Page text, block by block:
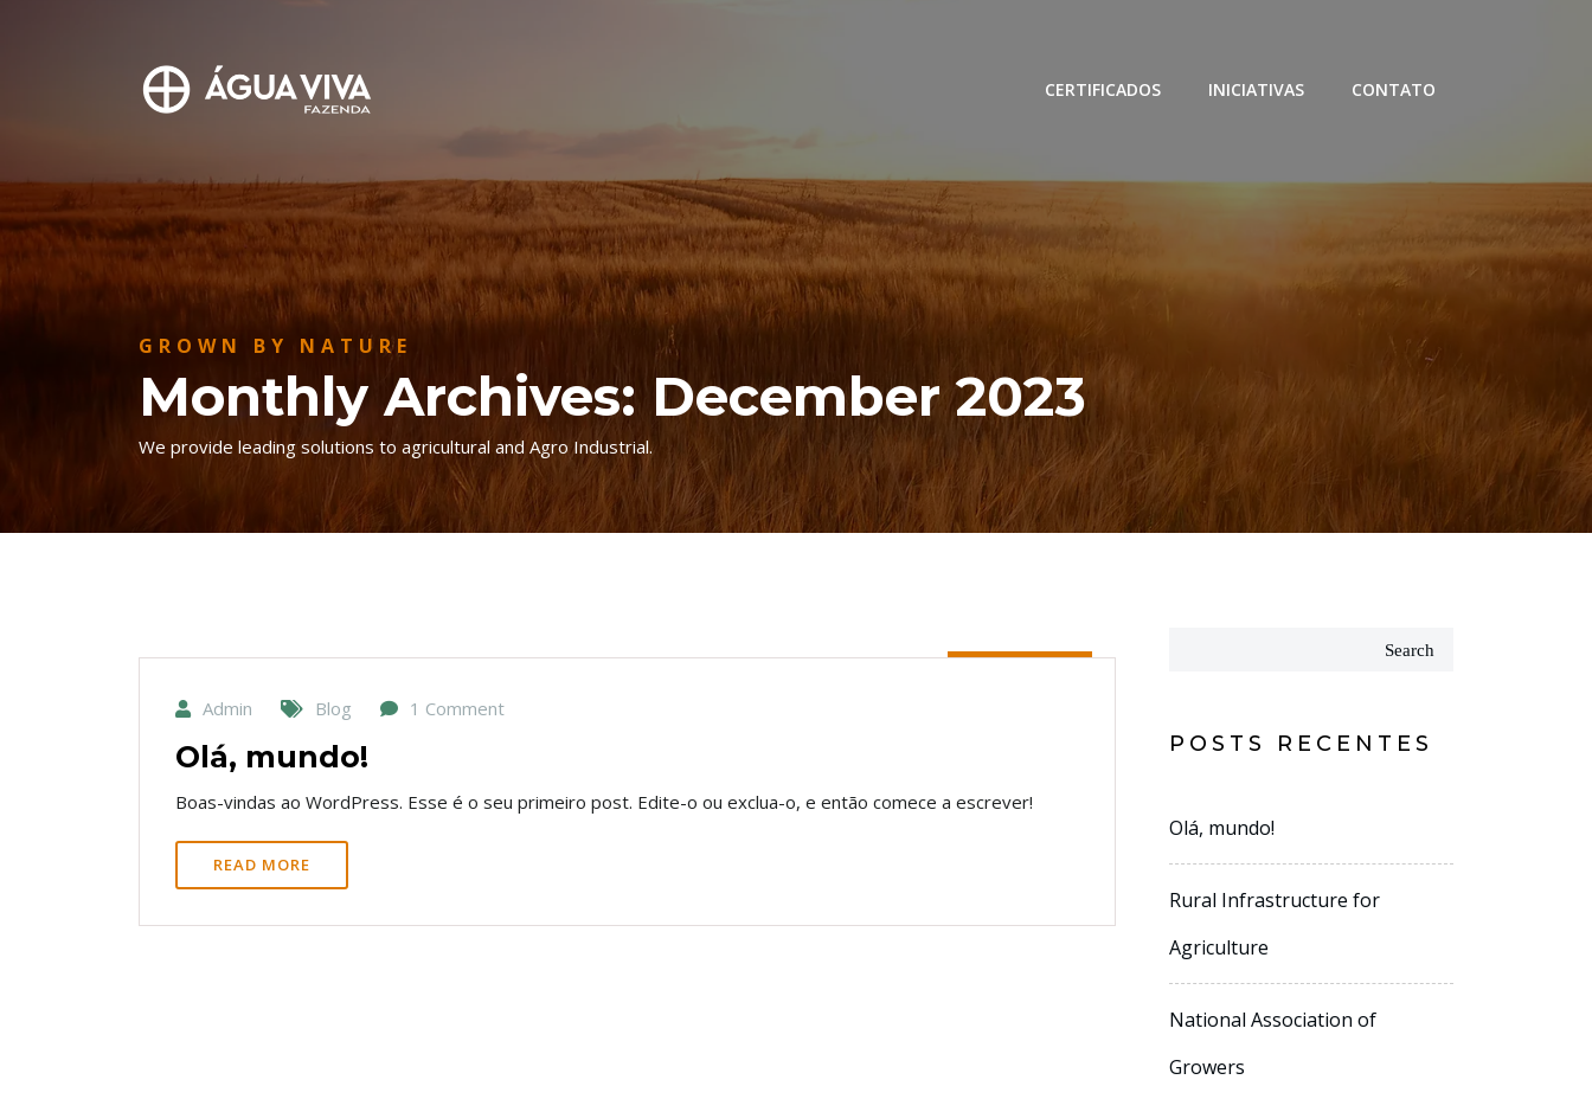
CERTIFICADOS INICIATIVAS CONTATO
GROWN BY NATURE
Monthly Archives: December 2023
We provide leading solutions to agricultural and Agro Industrial.
Admin Blog 1 Comment
Olá, mundo!
Boas-vindas ao WordPress. Esse é o seu primeiro post. Edite-o ou exclua-o, e então comece a escrever!
READ MORE
Search
POSTS RECENTES
Olá, mundo!
Rural Infrastructure for
Agriculture
National Association of
Growers